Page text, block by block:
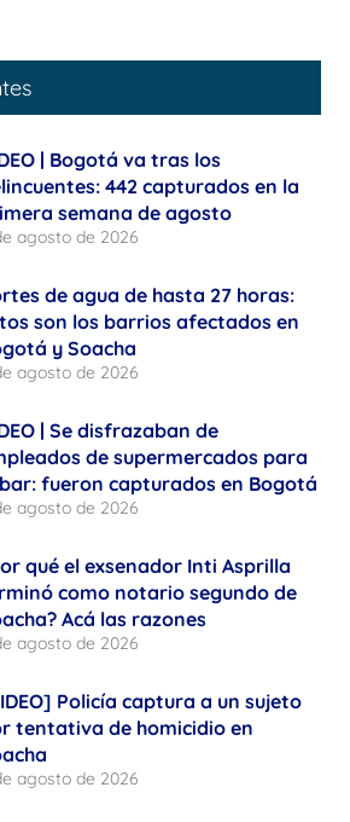
| Bogotá va tras los
442 capturados en la
semana de agosto
agosto de 2026
de agua de hasta 27 horas:
son los barrios afectados en
y Soacha
agosto de 2026
| Se disfrazaban de
de supermercados para
fueron capturados en Bogotá
agosto de 2026
qué el exsenador Inti Asprilla
como notario segundo de
Acá las razones
agosto de 2026
Policía captura a un sujeto
tentativa de homicidio en
agosto de 2026